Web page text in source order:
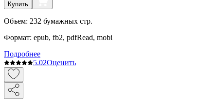
Купить
Объем: 232 бумажных стр.
Формат: epub, fb2, pdfRead, mobi
Подробнее
5.02Оценить